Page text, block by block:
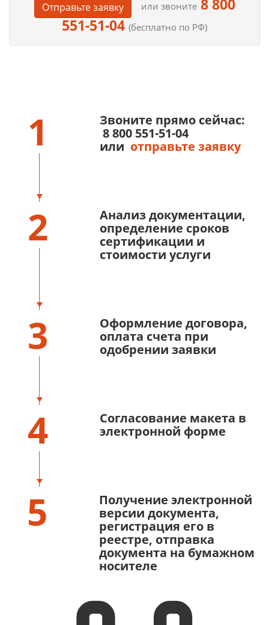
Отправьте заявку или звоните8 800
551-51-04 (бесплатно по РФ)
1
Звоните прямо сейчас:
8 800 551-51-04
или отправьте заявку
2
Анализ документации,
определение сроков
сертификации и
стоимости услуги
3
Оформление договора,
оплата счета при
одобрении заявки
4
Согласование макета в
электронной форме
5
Получение электронной
версии документа,
регистрация его в
реестре, отправка
документа на бумажном
носителе